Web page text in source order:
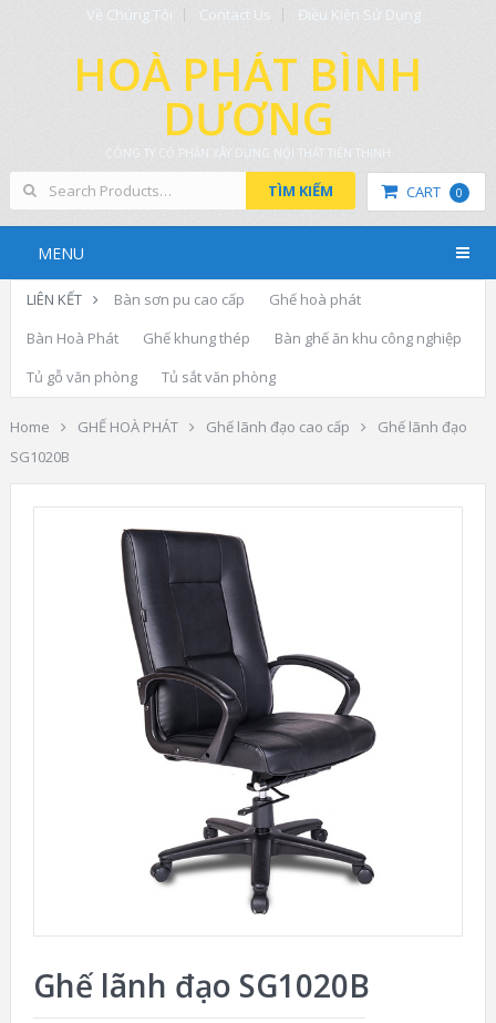
Về Chúng Tôi Contact Us Điều Kiện Sử Dụng
HOÀ PHÁT BÌNH
DƯƠNG
CÔNG TY CỔ PHẦN XÂY DỰNG NỘI THẤT TIẾN THỊNH
CART 0
TÌM KIẾM
MENU
LIÊN KẾT Bàn sơn pu cao cấp
Ghế hoà phát
Bàn Hoà Phát
Ghế khung thép
Bàn ghế ăn khu công nghiệp
Tủ gỗ văn phòng
Tủ sắt văn phòng
Home GHẾ HOÀ PHÁT Ghế lãnh đạo cao cấp
Ghế lãnh đạo
SG1020B
Ghế lãnh đạo SG1020B